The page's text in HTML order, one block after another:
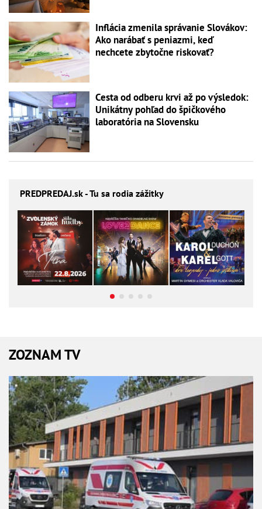
Inflácia zmenila správanie Slovákov:
Ako narábať s peniazmi, keď
nechcete zbytočne riskovať?
Cesta od odberu krvi až po výsledok:
Unikátny pohľad do špičkového
laboratória na Slovensku
PREDPREDAJ.sk - Tu sa rodia zážitky
ZOZNAM TV